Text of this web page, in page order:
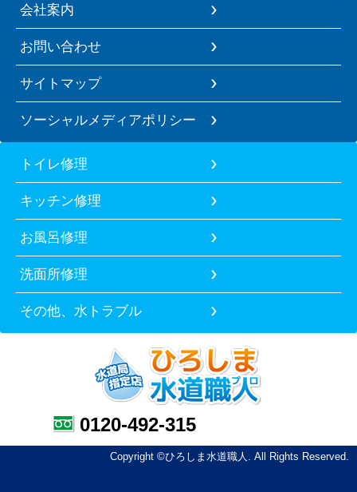
会社案内
お問い合わせ
サイトマップ
ソーシャルメディアポリシー
トイレ修理
キッチン修理
お風呂修理
洗面所修理
その他、水トラブル
0120-492-315
Copyright ©ひろしま水道職人. All Rights Reserved.